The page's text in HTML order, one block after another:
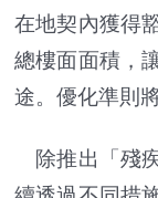
在地契內獲得
總樓面面積，
途。優化準則
除推出「殘